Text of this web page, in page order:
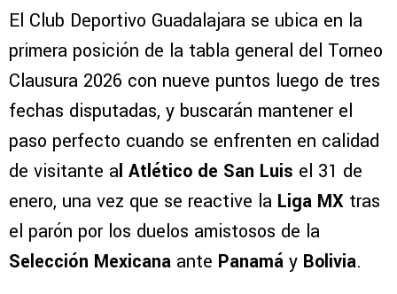
El Club Deportivo Guadalajara se ubica en la
primera posición de la tabla general del Torneo
Clausura 2026 con nueve puntos luego de tres
fechas disputadas, y buscarán mantener el
paso perfecto cuando se enfrenten en calidad
de visitante al Atlético de San Luis el 31 de
enero, una vez que se reactive la Liga MX tras
el parón por los duelos amistosos de la
Selección Mexicana ante Panamá y Bolivia.